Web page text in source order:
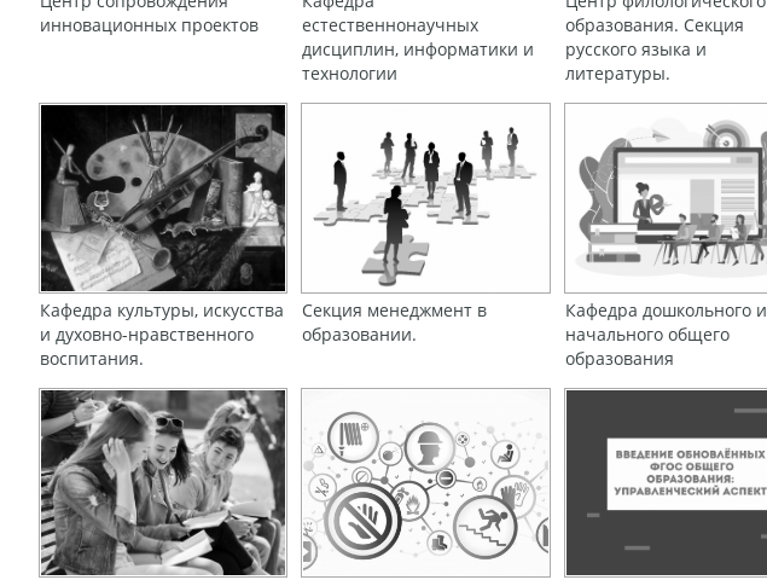
инновационных проектов
естественнонаучных
дисциплин, информатики и
технологии
образования. Секция
русского языка и
литературы.
Кафедра культуры, искусства
и духовно-нравственного
воспитания.
Секция менеджмент в
образовании.
Кафедра дошкольного и
начального общего
образования